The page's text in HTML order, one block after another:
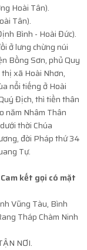
Hoài Tân).
Tân).
Bình - Hoài Đức).
ở lưng chừng núi
Bồng Sơn, phủ Quy
xã Hoài Nhơn,
nổi tiếng ở Hoài
Địch, thì tiền thân
năm Nhâm Thân
thời Chúa
đời Pháp thứ 34
Tự.
kết gọi có mặt
Vũng Tàu, Bình
Tháp Chàm Ninh
NƠI.